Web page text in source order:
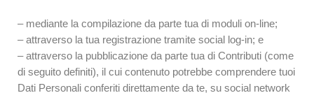
– mediante la compilazione da parte tua di moduli on-line;
– attraverso la tua registrazione tramite social log-in; e
– attraverso la pubblicazione da parte tua di Contributi (come
di seguito definiti), il cui contenuto potrebbe comprendere tuoi
Dati Personali conferiti direttamente da te, su social network